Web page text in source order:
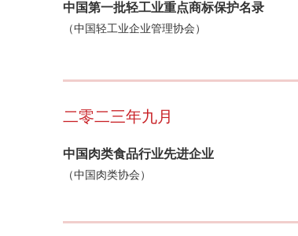
中国第一批轻工业重点商标保护名录
（中国轻工业企业管理协会）
二零二三年九月
中国肉类食品行业先进企业
（中国肉类协会）